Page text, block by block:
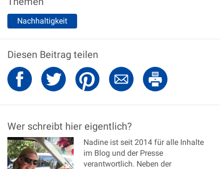
Nachhaltigkeit
Diesen Beitrag teilen
Wer schreibt hier eigentlich?
Nadine ist seit 2014 für alle Inhalte
im Blog und der Presse
verantwortlich. Neben der